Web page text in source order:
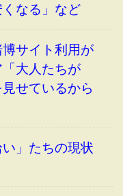
なる」など
サイト利用が
大人たちが
せているから
」たちの現状